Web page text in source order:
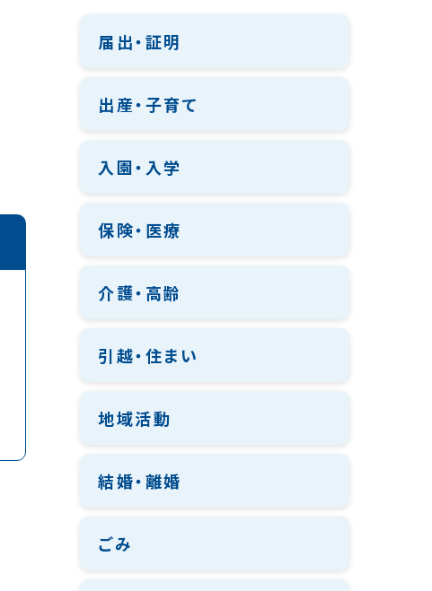
届出・証明
出産・子育て
入園・入学
保険・医療
介護・高齢
引越・住まい
地域活動
結婚・離婚
ごみ